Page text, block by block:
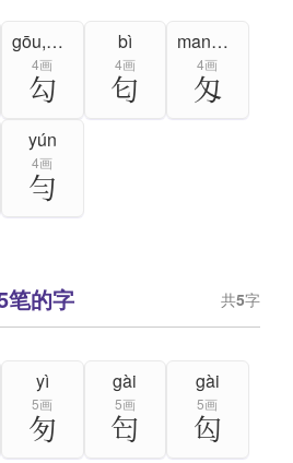
gōu,gòu
4画
勾
bì
4画
匂
mangmi
4画
匁
yún
4画
勻
笔的字 共5字
yì
5画
匇
gài
5画
匄
gài
5画
匃